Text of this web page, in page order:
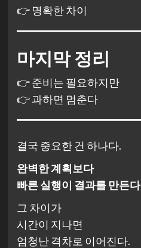
👉 명확한 차이
마지막 정리
👉 준비는 필요하지만
👉 과하면 멈춘다
결국 중요한 건 하나다.
완벽한 계획보다
빠른 실행이 결과를 만든다
그 차이가
시간이 지나면
엄청난 격차로 이어진다.